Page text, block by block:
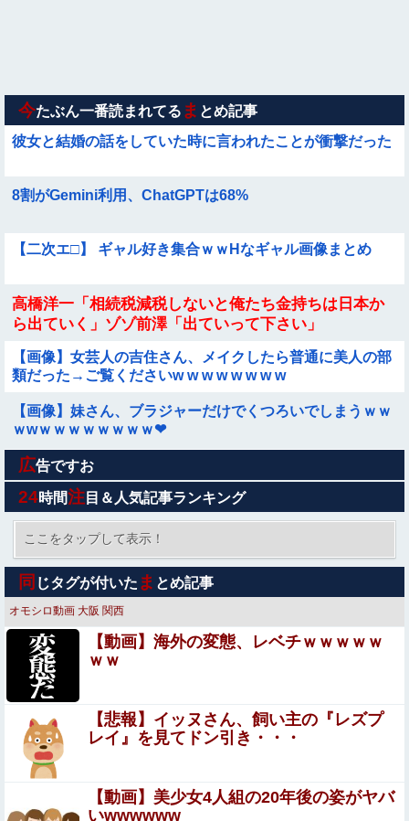
今たぶん一番読まれてる ま とめ記事
彼女と結婚の話をしていた時に言われたことが衝撃だった
8割がGemini利用、ChatGPTは68%
【二次エ□】 ギャル好き集合ｗｗHなギャル画像まとめ
高橋洋一「相続税減税しないと俺たち金持ちは日本か
ら出ていく」ゾゾ前澤「出ていって下さい」
【画像】女芸人の吉住さん、メイクしたら普通に美人の部
類だった→ご覧くださいw w w w w w w w
【画像】妹さん、ブラジャーだけでくつろいでしまうｗｗ
ｗwｗｗｗｗｗｗｗｗ❤
【動画】あたシコ女襲来wwwwwwwwwwwwww
「自衛隊は違憲」←これどう思う？他
【画像】20年前のAV、キチガイすぎるwwwwww
【画像】 J Kダンス部、なぜか部員の８割が巨 乳で揺れま
くりなんだがｗｗｗｗｗｗｗｗｗｗ（動画あり）
【動画】 ノーパン女さん、激写されてしまうｗｗｗwｗｗ
ｗｗｗｗｗｗ❤
【画像】 サンモニの女子アナさん、日曜の朝から素材を提
供してしまう
【ネット史】 「鏡の中のアクトレス事件」夫は正しか
ったのに、なぜ喧嘩は終わらなかったのか
広告ですお
24時間注 目＆人気記事ランキング
ここをタップして表示！
同 じタグが付いた ま とめ記事
オモシロ動画 大阪 関西
【動画】海外の変態、レベチｗｗｗｗｗ
ｗｗ
【悲報】イッヌさん、飼い主の『レズプ
レイ』を見てドン引き・・・
【動画】美少女4人組の20年後の姿がヤバ
いwwwwww